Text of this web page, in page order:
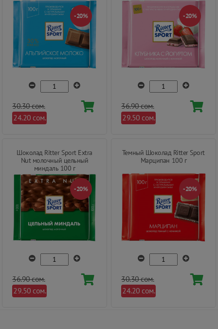
-20%
30.30 сом.
24.20 сом.
-20%
36.90 сом.
29.50 сом.
Шоколад Ritter Sport Extra
Nut молочный цельный
миндаль 100 г
-20%
36.90 сом.
29.50 сом.
Темный Шоколад Ritter Sport
Марципан 100 г
-20%
30.30 сом.
24.20 сом.